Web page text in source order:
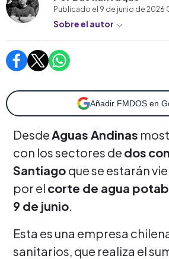
Publicado el 9 de junio de 2026
Sobre el autor
Añadir FMDOS en
Desde Aguas Andinas
con los sectores de dos
Santiago que se estarán
por el corte de agua
9 de junio.
Esta es una empresa
sanitarios, que realiza el